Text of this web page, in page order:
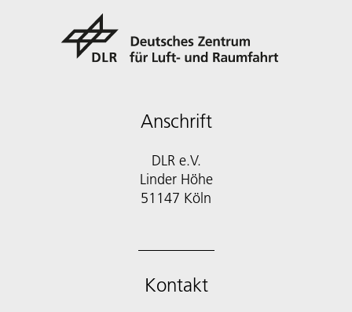
Anschrift
DLR e.V.
Linder Höhe
51147 Köln
Kontakt